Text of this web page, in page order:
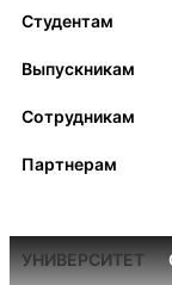
Студентам
Выпускникам
Сотрудникам
Партнерам
УНИВЕРСИТЕТ